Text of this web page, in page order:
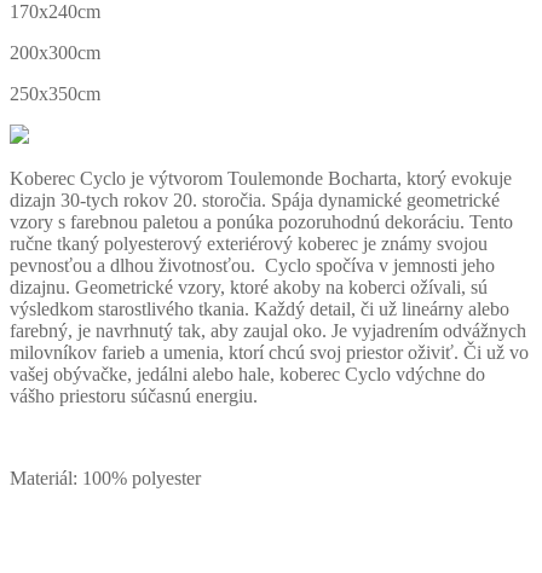
170x240cm
200x300cm
250x350cm
Koberec Cyclo je výtvorom Toulemonde Bocharta, ktorý evokuje
dizajn 30-tych rokov 20. storočia. Spája dynamické geometrické
vzory s farebnou paletou a ponúka pozoruhodnú dekoráciu. Tento
ručne tkaný polyesterový exteriérový koberec je známy svojou
pevnosťou a dlhou životnosťou. Cyclo spočíva v jemnosti jeho
dizajnu. Geometrické vzory, ktoré akoby na koberci ožívali, sú
výsledkom starostlivého tkania. Každý detail, či už lineárny alebo
farebný, je navrhnutý tak, aby zaujal oko. Je vyjadrením odvážnych
milovníkov farieb a umenia, ktorí chcú svoj priestor oživiť. Či už vo
vašej obývačke, jedálni alebo hale, koberec Cyclo vdýchne do
vášho priestoru súčasnú energiu.
Materiál: 100% polyester